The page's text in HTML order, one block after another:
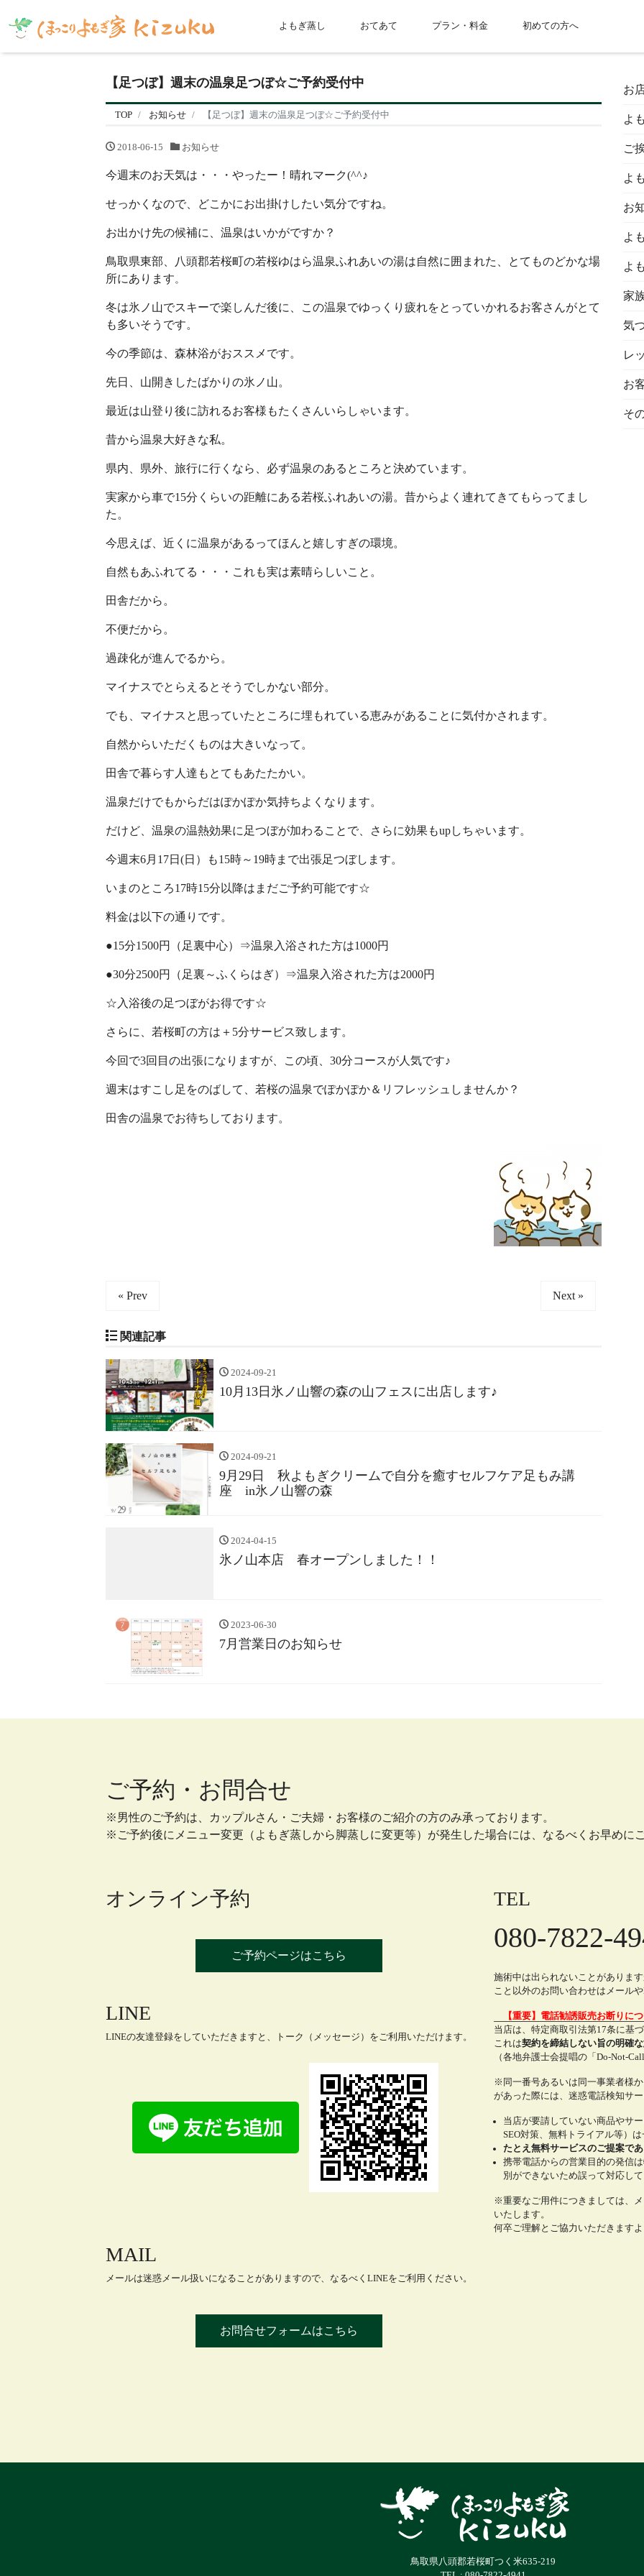
よもぎ蒸し おてあて プラン・料金 初めての方へ
【足つぼ】週末の温泉足つぼ☆ご予約受付中
TOP お知らせ 【足つぼ】週末の温泉足つぼ☆ご予約受付中
2018-06-15 お知らせ
今週末のお天気は・・・やったー！晴れマーク(^^♪
せっかくなので、どこかにお出掛けしたい気分ですね。
お出かけ先の候補に、温泉はいかがですか？
鳥取県東部、八頭郡若桜町の若桜ゆはら温泉ふれあいの湯は自然に囲まれた、とてものどかな場
所にあります。
冬は氷ノ山でスキーで楽しんだ後に、この温泉でゆっくり疲れをとっていかれるお客さんがとて
も多いそうです。
今の季節は、森林浴がおススメです。
先日、山開きしたばかりの氷ノ山。
最近は山登り後に訪れるお客様もたくさんいらしゃいます。
昔から温泉大好きな私。
県内、県外、旅行に行くなら、必ず温泉のあるところと決めています。
実家から車で15分くらいの距離にある若桜ふれあいの湯。昔からよく連れてきてもらってまし
た。
今思えば、近くに温泉があるってほんと嬉しすぎの環境。
自然もあふれてる・・・これも実は素晴らしいこと。
田舎だから。
不便だから。
過疎化が進んでるから。
マイナスでとらえるとそうでしかない部分。
でも、マイナスと思っていたところに埋もれている恵みがあることに気付かされます。
自然からいただくものは大きいなって。
田舎で暮らす人達もとてもあたたかい。
温泉だけでもからだはぽかぽか気持ちよくなります。
だけど、温泉の温熱効果に足つぼが加わることで、さらに効果もupしちゃいます。
今週末6月17日(日）も15時～19時まで出張足つぼします。
いまのところ17時15分以降はまだご予約可能です☆
料金は以下の通りです。
●15分1500円（足裏中心）⇒温泉入浴された方は1000円
●30分2500円（足裏～ふくらはぎ）⇒温泉入浴された方は2000円
☆入浴後の足つぼがお得です☆
さらに、若桜町の方は＋5分サービス致します。
今回で3回目の出張になりますが、この頃、30分コースが人気です♪
週末はすこし足をのばして、若桜の温泉でぽかぽか＆リフレッシュしませんか？
田舎の温泉でお待ちしております。
« Prev Next »
関連記事
2024-09-21
10月13日氷ノ山響の森の山フェスに出店します♪
2024-09-21
9月29日 秋よもぎクリームで自分を癒すセルフケア足もみ講
座 in氷ノ山響の森
2024-04-15
氷ノ山本店 春オープンしました！！
2023-06-30
7月営業日のお知らせ
お
よ
ご
よ
お
よ
よ
家
気
レ
お
そ
ご予約・お問合せ
※男性のご予約は、カップルさん・ご夫婦・お客様のご紹介の方のみ承っております。
※ご予約後にメニュー変更（よもぎ蒸しから脚蒸しに変更等）が発生した場合には、なるべくお早めに
オンライン予約
ご予約ページはこちら
LINE
LINEの友達登録をしていただきますと、トーク（メッセージ）をご利用いただけます。
MAIL
メールは迷惑メール扱いになることがありますので、なるべくLINEをご利用ください。
お問合せフォームはこちら
TEL
080-7822-
施術中は出られないことがありま
こと以外のお問い合わせはメール
【重要】電話勧誘販売お断りに
当店は、特定商取引法第17条に基
これは契約を締結しない旨の明確
（各地弁護士会提唱の「Do-Not-
※同一番号あるいは同一事業者様
があった際には、迷惑電話検知サ
当店が要請していない商品やサ
SEO対策、無料トライアル等）は
たとえ無料サービスのご提案で
携帯電話からの営業目的の発信
別ができないため誤って対応し
※重要なご用件につきましては、
いたします。
何卒ご理解とご協力いただきます
鳥取県八頭郡若桜町つく米635-219